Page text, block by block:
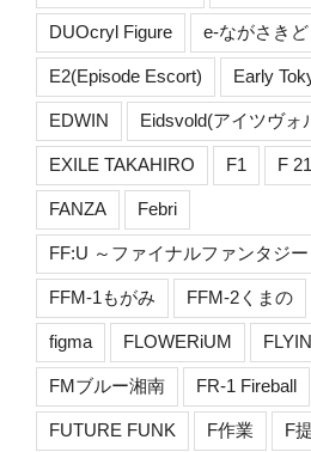
DUOcryl Figure e-ながさき
E2(Episode Escort) Early
EDWIN Eidsvold(アイツヴォ
EXILE TAKAHIRO F1 F
FANZA Febri
FF:U ～ファイナルファンタジ
FFM-1もがみ FFM-2くまの
figma FLOWERiUM
FMブルー湘南 FR-1 Fireball
FUTURE FUNK F作業 F